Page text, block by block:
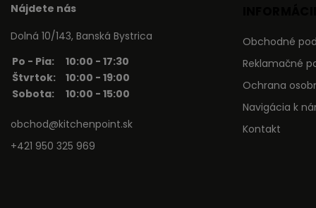
Nájdete nás
Dolná 10/143, Banská Bystrica
Po - Pia:
10:00 - 17:30
Štvrtok:
10:00 - 19:00
Sobota:
10:00 - 15:00
obchod@kitchenpoint.sk
+421 950 325 969
Obchodné
Reklamačné
Ochrana
Navigácia k
Kontakt